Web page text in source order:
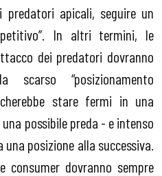
predatori apicali, seguire un
In altri termini, le
dei predatori dovranno
scarso “posizionamento
stare fermi in una
possibile preda - e intenso
posizione alla successiva.
consumer dovranno sempre